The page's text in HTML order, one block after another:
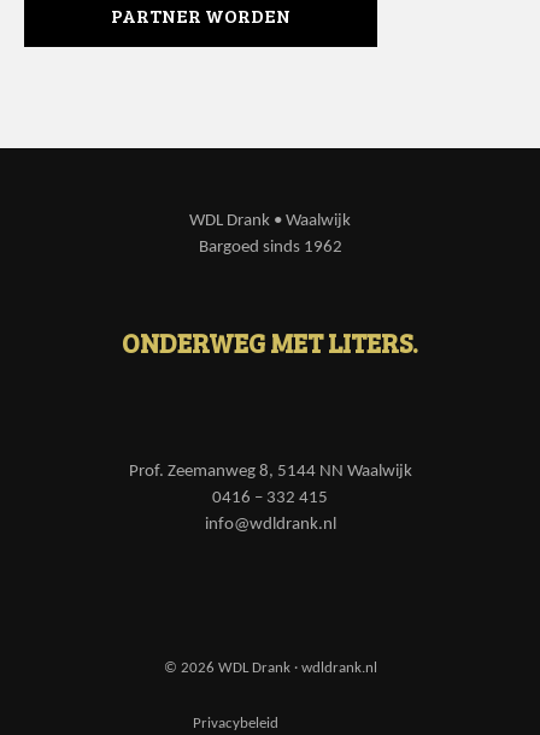
PARTNER WORDEN
WDL Drank • Waalwijk
Bargoed sinds 1962
ONDERWEG MET LITERS.
Prof. Zeemanweg 8, 5144 NN Waalwijk
0416 – 332 415
info@wdldrank.nl
© 2026 WDL Drank · wdldrank.nl
Privacybeleid